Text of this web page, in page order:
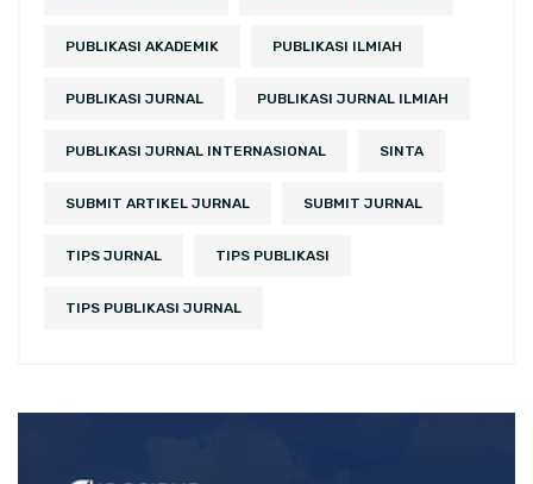
PUBLIKASI AKADEMIK PUBLIKASI ILMIAH
PUBLIKASI JURNAL PUBLIKASI JURNAL ILMIAH
PUBLIKASI JURNAL INTERNASIONAL SINTA
SUBMIT ARTIKEL JURNAL SUBMIT JURNAL
TIPS JURNAL TIPS PUBLIKASI
TIPS PUBLIKASI JURNAL